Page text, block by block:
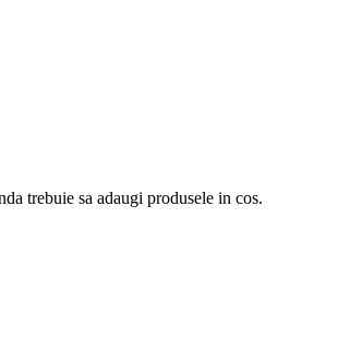
trebuie sa adaugi produsele in cos.